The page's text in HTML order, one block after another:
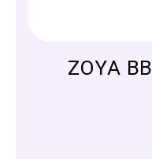
کرم پودر BB زویا کد 3 - ZOYA BB